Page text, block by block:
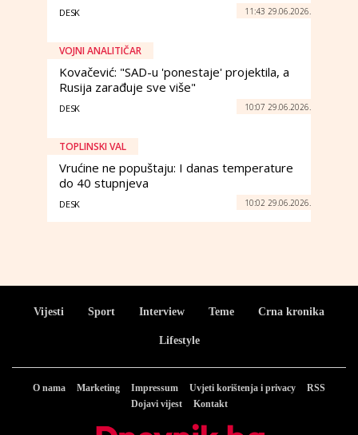
DESK 11:43 29.06.2026.
VOJNI ANALITIČAR
Kovačević: "SAD-u 'ponestaje' projektila, a
Rusija zarađuje sve više"
DESK 10:07 29.06.2026.
TOPLINSKI VAL
Vrućine ne popuštaju: I danas temperature
do 40 stupnjeva
DESK 10:02 29.06.2026.
Vijesti Sport Interview Teme Crna kronika
Lifestyle
O nama Marketing Impressum Uvjeti korištenja i privacy
RSS
Dojavi vijest
Kontakt